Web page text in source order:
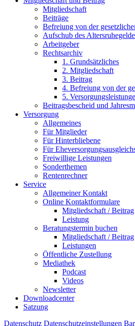
Mitgliedschaft
Beiträge
Befreiung von der
Aufschub des
Arbeitgeber
Rechtsarchiv
1. Grundsätzliches
2. Mitgliedschaft
3. Beitrag
4. Befreiung von der
5.
Beitragsbescheid und
Versorgung
Allgemeines
Für Mitglieder
Für Hinterbliebene
Für
Freiwillige Leistungen
Sonderthemen
Rentenrechner
Service
Allgemeiner Kontakt
Online Kontaktformulare
Mitgliedschaft / Beitrag
Leistung
Beratungstermin buchen
Mitgliedschaft / Beitrag
Leistungen
Öffentliche Zustellung
Mediathek
Podcast
Videos
Newsletter
Downloadcenter
Satzung
Datenschutz Datenschutzeinstellungen